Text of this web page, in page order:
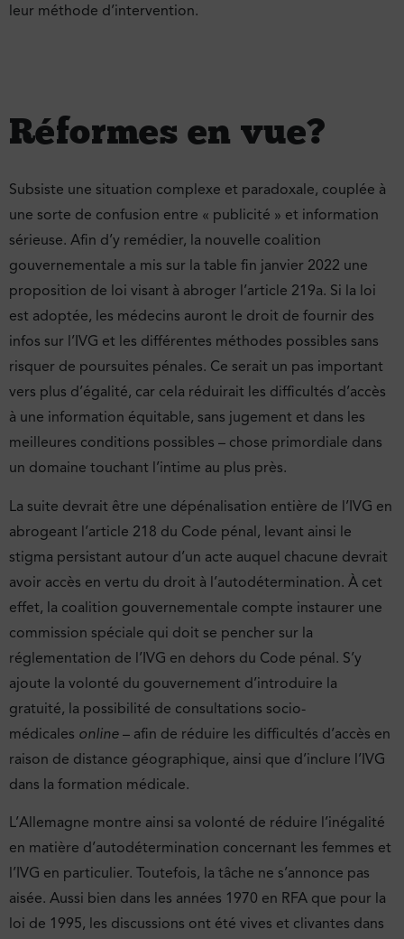
leur méthode d’intervention.
Réformes en vue ?
Subsiste une situation complexe et paradoxale, couplée à
une sorte de confusion entre « publicité » et information
sérieuse. Afin d’y remédier, la nouvelle coalition
gouvernementale a mis sur la table fin janvier 2022 une
proposition de loi visant à abroger l’article 219a. Si la loi
est adoptée, les médecins auront le droit de fournir des
infos sur l’IVG et les différentes méthodes possibles sans
risquer de poursuites pénales. Ce serait un pas important
vers plus d’égalité, car cela réduirait les difficultés d’accès
à une information équitable, sans jugement et dans les
meilleures conditions possibles – chose primordiale dans
un domaine touchant l’intime au plus près.
La suite devrait être une dépénalisation entière de l’IVG en
abrogeant l’article 218 du Code pénal, levant ainsi le
stigma persistant autour d’un acte auquel chacune devrait
avoir accès en vertu du droit à l’autodétermination. À cet
effet, la coalition gouvernementale compte instaurer une
commission spéciale qui doit se pencher sur la
réglementation de l’IVG en dehors du Code pénal. S’y
ajoute la volonté du gouvernement d’introduire la
gratuité, la possibilité de consultations socio-
médicales online – afin de réduire les difficultés d’accès en
raison de distance géographique, ainsi que d’inclure l’IVG
dans la formation médicale.
L’Allemagne montre ainsi sa volonté de réduire l’inégalité
en matière d’autodétermination concernant les femmes et
l’IVG en particulier. Toutefois, la tâche ne s’annonce pas
aisée. Aussi bien dans les années 1970 en RFA que pour la
loi de 1995, les discussions ont été vives et clivantes dans